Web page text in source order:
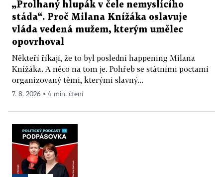
„Prolhaný hlupák v čele nemyslícího
stáda“. Proč Milana Knížáka oslavuje
vláda vedená mužem, kterým umělec
opovrhoval
Někteří říkají, že to byl poslední happening Milana
Knížáka. A něco na tom je. Pohřeb se státními poctami
organizovaný těmi, kterými slavný...
7. 8. 2026 ▪ 4 min. čtení